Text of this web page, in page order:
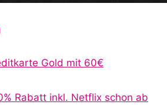
Gold mit 60€
Rabatt inkl. Netflix schon ab